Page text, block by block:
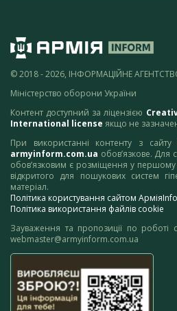
© 2018 - 2026, ІНФОРМАЦІЙНЕ
Міністерство оборони України
Контент доступний за ліцензією
International license якщо не
При використанні контенту з
armyinform.com.ua обов’язкове. Для
обов’язковим є розміщення у першому
відкритого для пошукових систем
матеріал.
Політика користування сайтом
Політика використання файлів cookie
Зауваження та пропозиції по роботі
webmaster@armyinform.com.ua